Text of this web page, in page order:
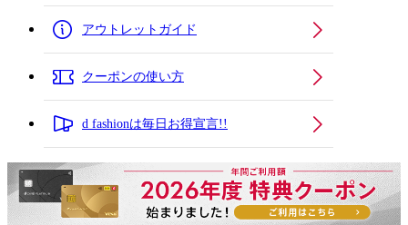
アウトレットガイド
クーポンの使い方
d fashionは毎日お得宣言!!